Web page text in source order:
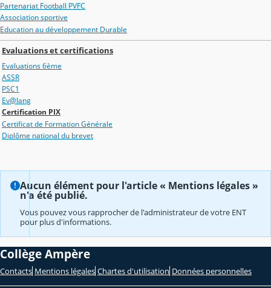
Partenariat Football PVFC
Association sportive
Education au développement Durable
Evaluations et certifications
Evaluations 6ème
ASSR
PSC1
Ev@lang
Certification PIX
Certificat de Formation Générale
Diplôme national du brevet
Aucun élément pour l'article « Mentions légales »
n'a été publié.
Vous pouvez vous rapprocher de l'administrateur de votre ENT
pour plus d'informations.
Collège Ampère
Contacts Mentions légales Chartes d'utilisation Données personnelles